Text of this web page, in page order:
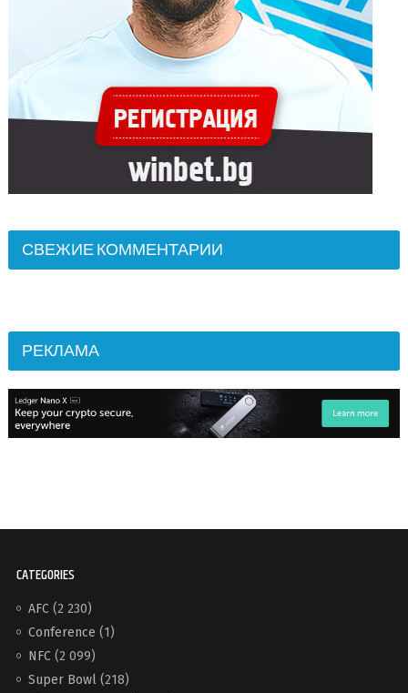
СВЕЖИЕ КОММЕНТАРИИ
РЕКЛАМА
CATEGORIES
AFC(2 230)
Conference (1)
NFC(2 099)
Super Bowl(218)